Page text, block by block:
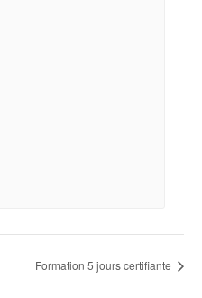
Formation 5 jours certifiante